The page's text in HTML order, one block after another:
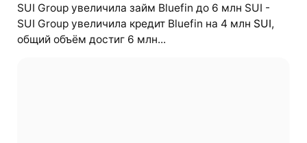
SUI Group увеличила займ Bluefin до 6 млн SUI -
SUI Group увеличила кредит Bluefin на 4 млн SUI,
общий объём достиг 6 млн...